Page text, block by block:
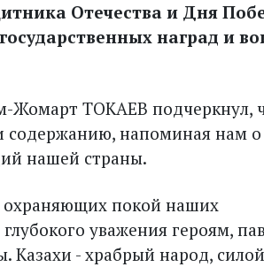
Отечества и Дня
наград и
Жомарт ТОКАЕВ подчеркнул,
содержанию, напоминая нам о
нашей страны.
охраняющих покой наших
уважения героям,
Казахи - храбрый народ,